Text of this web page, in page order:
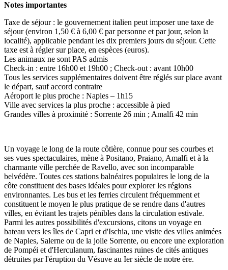
Notes importantes
Taxe de séjour : le gouvernement italien peut imposer une taxe de
séjour (environ 1,50 € à 6,00 € par personne et par jour, selon la
localité), applicable pendant les dix premiers jours du séjour. Cette
taxe est à régler sur place, en espèces (euros).
Les animaux ne sont PAS admis
Check-in : entre 16h00 et 19h00 ; Check-out : avant 10h00
Tous les services supplémentaires doivent être réglés sur place avant
le départ, sauf accord contraire
Aéroport le plus proche : Naples – 1h15
Ville avec services la plus proche : accessible à pied
Grandes villes à proximité : Sorrente 26 min ; Amalfi 42 min
Un voyage le long de la route côtière, connue pour ses courbes et
ses vues spectaculaires, mène à Positano, Praiano, Amalfi et à la
charmante ville perchée de Ravello, avec son incomparable
belvédère. Toutes ces stations balnéaires populaires le long de la
côte constituent des bases idéales pour explorer les régions
environnantes. Les bus et les ferries circulent fréquemment et
constituent le moyen le plus pratique de se rendre dans d'autres
villes, en évitant les trajets pénibles dans la circulation estivale.
Parmi les autres possibilités d'excursions, citons un voyage en
bateau vers les îles de Capri et d'Ischia, une visite des villes animées
de Naples, Salerne ou de la jolie Sorrente, ou encore une exploration
de Pompéi et d'Herculanum, fascinantes ruines de cités antiques
détruites par l'éruption du Vésuve au Ier siècle de notre ère.